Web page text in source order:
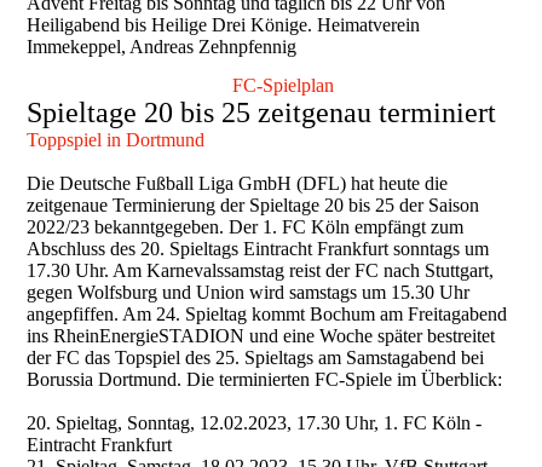
Heiligabend bis Heilige Drei Könige.Heimatverein
Immekeppel, Andreas Zehnpfennig
FC-Spielplan
Spieltage 20 bis 25 zeitgenau terminiert
Toppspiel in Dortmund
Die Deutsche Fußball Liga GmbH (DFL) hat heute die
zeitgenaue Terminierung der Spieltage 20 bis 25 der Saison
2022/23 bekanntgegeben. Der 1. FC Köln empfängt zum
Abschluss des 20. Spieltags Eintracht Frankfurt sonntags um
17.30 Uhr. Am Karnevalssamstag reist der FC nach Stuttgart,
gegen Wolfsburg und Union wird samstags um 15.30 Uhr
angepfiffen. Am 24. Spieltag kommt Bochum am Freitagabend
ins RheinEnergieSTADION und eine Woche später bestreitet
der FC das Topspiel des 25. Spieltags am Samstagabend bei
Borussia Dortmund. Die terminierten FC-Spiele im Überblick:
20. Spieltag, Sonntag, 12.02.2023, 17.30 Uhr, 1. FC Köln -
Eintracht Frankfurt